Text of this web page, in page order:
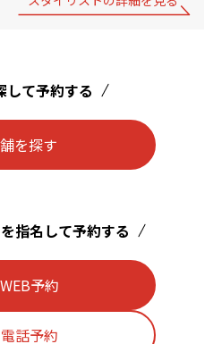
して予約する
を探す
指名して予約する
WEB予約
電話予約